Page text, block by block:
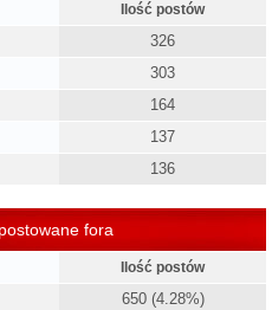
Ilość postów
326
303
164
137
136
fora
Ilość postów
650 (4.28%)